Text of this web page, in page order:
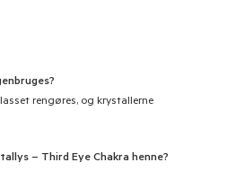
rengøres, og krystallerne
– Third Eye Chakra henne?